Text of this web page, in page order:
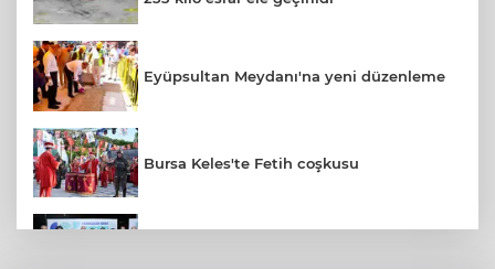
Eyüpsultan Meydanı'na yeni düzenleme
Bursa Keles'te Fetih coşkusu